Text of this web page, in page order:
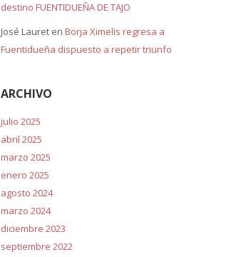
destino FUENTIDUEÑA DE TAJO
José Laureten Borja Ximelis regresa a
Fuentidueña dispuesto a repetir triunfo
ARCHIVO
julio 2025
abril 2025
marzo 2025
enero 2025
agosto 2024
marzo 2024
diciembre 2023
septiembre 2022